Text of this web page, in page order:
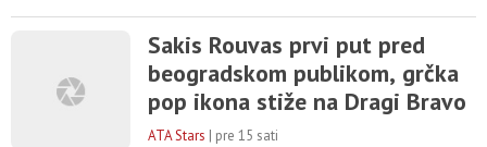
romantičnom trenutku na plaži u španskoj
Marbelji, a malo ko može da odoli njenom
božanstvenom izgledu foto:
Printscreen/Instagram/evalongoria . Glumica
je neke od
Sakis Rouvas prvi put pred
beogradskom publikom, grčka
pop ikona stiže na Dragi Bravo
festival 22. avgusta
ATA Stars | pre 15 sati